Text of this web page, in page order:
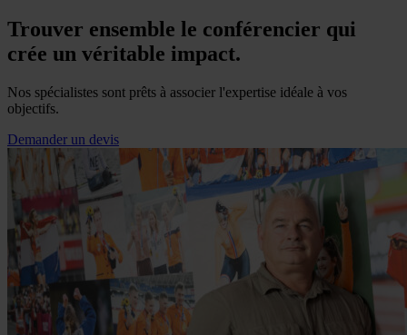
Trouver ensemble le conférencier qui
crée un véritable impact.
Nos spécialistes sont prêts à associer l'expertise idéale à vos
objectifs.
Demander un devis